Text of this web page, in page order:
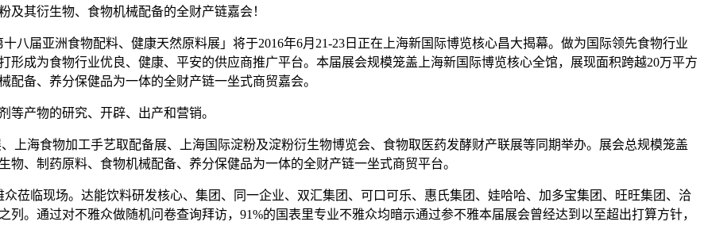
其衍生物、食物机械配备的全财产链嘉会！
届亚洲食物配料、健康天然原料展」将于2016年6月21-23日正在上海新国际博览核心昌大揭幕。做为国际领先食物行业
成为食物行业优良、健康、平安的供应商推广平台。本届展会规模笼盖上海新国际博览核心全馆，展现面积跨越20万平方
备、养分保健品为一体的全财产链一坐式商贸嘉会。
产物的研究、开辟、出产和营销。
海食物加工手艺取配备展、上海国际淀粉及淀粉衍生物博览会、食物取医药发酵财产联展等同期举办。展会总规模笼盖
物、制药原料、食物机械配备、养分保健品为一体的全财产链一坐式商贸平台。
临现场。达能饮料研发核心、集团、同一企业、双汇集团、可口可乐、惠氏集团、娃哈哈、加多宝集团、旺旺集团、洽
。通过对不雅众做随机问卷查询拜访，91%的国表里专业不雅众均暗示通过参不雅本届展会曾经达到以至超出打算方针，